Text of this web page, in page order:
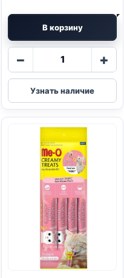
В корзину
−
Количество
Me-
O
крем-
лак.
(ТУНЕЦ,
КОЗЬЕ
МОЛОКО)
4*15г
+
Узнать наличие